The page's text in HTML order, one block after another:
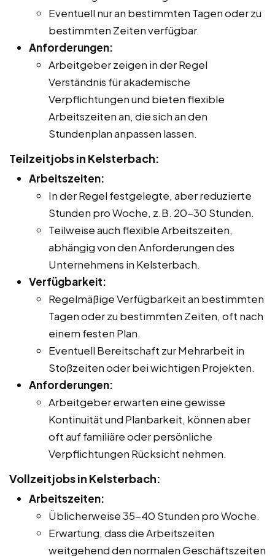
Eventuell nur an bestimmten Tagen oder zu
bestimmten Zeiten verfügbar.
Anforderungen:
Arbeitgeber zeigen in der Regel
Verständnis für akademische
Verpflichtungen und bieten flexible
Arbeitszeiten an, die sich an den
Stundenplan anpassen lassen.
Teilzeitjobs in Kelsterbach:
Arbeitszeiten:
In der Regel festgelegte, aber reduzierte
Stunden pro Woche, z.B. 20-30 Stunden.
Teilweise auch flexible Arbeitszeiten,
abhängig von den Anforderungen des
Unternehmens in Kelsterbach.
Verfügbarkeit:
Regelmäßige Verfügbarkeit an bestimmten
Tagen oder zu bestimmten Zeiten, oft nach
einem festen Plan.
Eventuell Bereitschaft zur Mehrarbeit in
Stoßzeiten oder bei wichtigen Projekten.
Anforderungen:
Arbeitgeber erwarten eine gewisse
Kontinuität und Planbarkeit, können aber
oft auf familiäre oder persönliche
Verpflichtungen Rücksicht nehmen.
Vollzeitjobs in Kelsterbach:
Arbeitszeiten:
Üblicherweise 35-40 Stunden pro Woche.
Erwartung, dass die Arbeitszeiten
weitgehend den normalen Geschäftszeiten